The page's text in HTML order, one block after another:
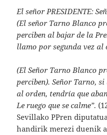
El señor PRESIDENTE:
(El señor Tarno Blanco
perciben al bajar de la
llamo por segunda vez
(El Señor Tarno Blanco
perciben). Señor Tarno,
al orden, tendría que
Le ruego que se calme”.
Sevillako PPren
handirik merezi duenik